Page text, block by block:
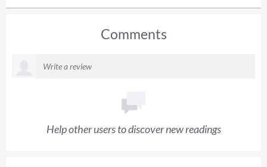
Comments
Help other users to discover new readings